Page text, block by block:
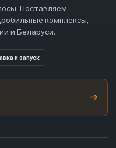
Поставляем
комплексы,
и Беларуси.
и запуск